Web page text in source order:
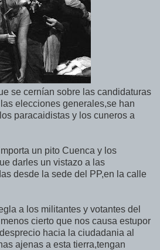
se cernían sobre las candidaturas
elecciones generales,se han
paracaidistas y los cuneros a
un pito Cuenca y los
darles un vistazo a las
desde la sede del PP,en la calle
a los militantes y votantes del
cierto que nos causa estupor
hacia la ciudadania al
ajenas a esta tierra,tengan